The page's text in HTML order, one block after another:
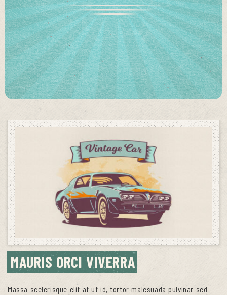
MAURIS ORCI VIVERRA
Massa scelerisque elit at ut id, tortor malesuada pulvinar sed